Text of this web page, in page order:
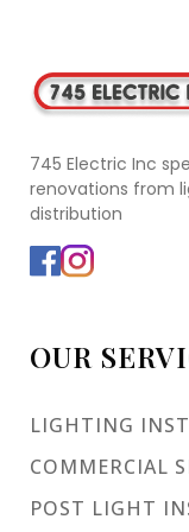
745 Electric Inc
renovations from
distribution
OUR
LIGHTING
COMMERCIAL
POST LIGHT